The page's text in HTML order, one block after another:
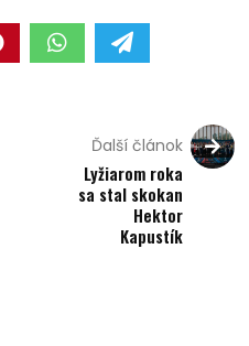
Ďalší článok
Lyžiarom roka
sa stal skokan
Hektor
Kapustík